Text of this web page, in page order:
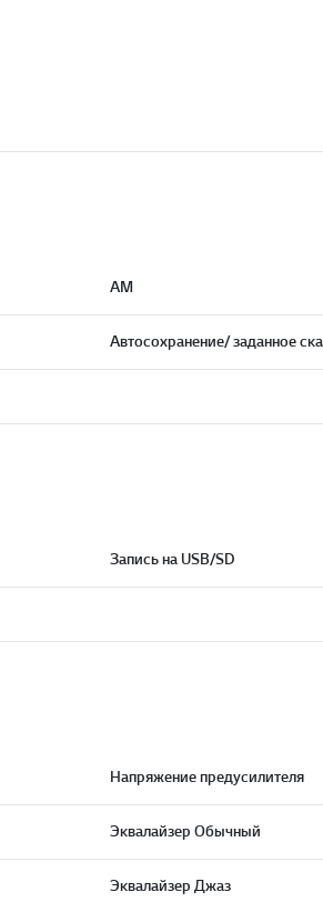
АМ
Автосохранение/ заданное
Запись на USB/SD
Напряжение предусилителя
Эквалайзер Обычный
Эквалайзер Джаз